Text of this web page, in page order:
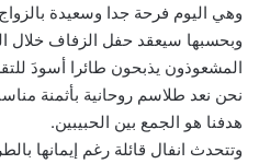
وهي اليوم فرحة جدا وسعيدة
وبحسبها سيعقد حفل الزفاف خلال
المشعوذون يذبحون طائرا أسودَ
هدفنا هو الجمع بين الحبيبين.
وتتحدث انفال قائلة رغم إيمانها